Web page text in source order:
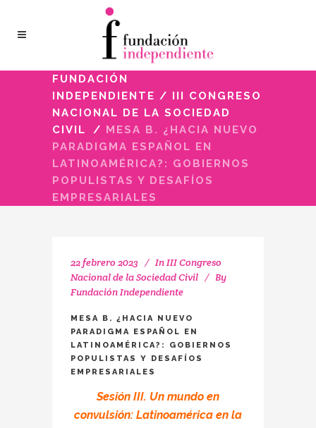
FUNDACIÓN
INDEPENDIENTE / III CONGRESO
NACIONAL DE LA SOCIEDAD
CIVIL
/ MESA B. ¿HACIA NUEVO
PARADIGMA ESPAÑOL EN
LATINOAMÉRICA?: GOBIERNOS
POPULISTAS Y DESAFÍOS
EMPRESARIALES
22 febrero 2023 InIII Congreso
Nacional de la Sociedad Civil
By
Fundación Independiente
MESA B. ¿HACIA NUEVO
PARADIGMA ESPAÑOL EN
LATINOAMÉRICA?: GOBIERNOS
POPULISTAS Y DESAFÍOS
EMPRESARIALES
Sesión III. Un mundo en
convulsión: Latinoamérica en la